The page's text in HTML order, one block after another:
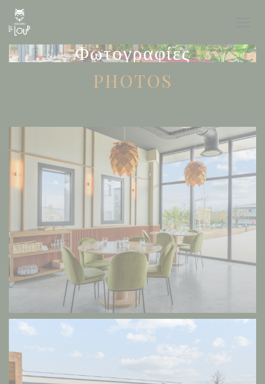
Πίνακας διαχείρισης "Μπισκότων" (Cookies)
Φωτογραφίες
PHOTOS